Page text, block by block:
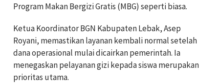
Program Makan Bergizi Gratis (MBG) seperti biasa.
Ketua Koordinator BGN Kabupaten Lebak, Asep
Royani, memastikan layanan kembali normal setelah
dana operasional mulai dicairkan pemerintah. Ia
menegaskan pelayanan gizi kepada siswa merupakan
prioritas utama.